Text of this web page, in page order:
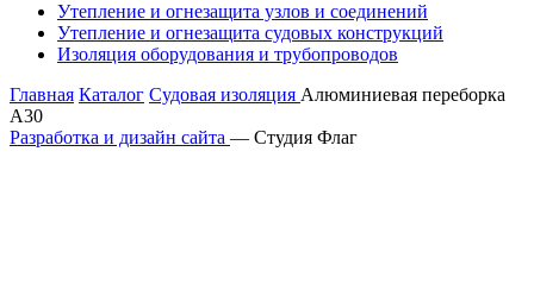
Утепление и огнезащита узлов и соединений
Утепление и огнезащита судовых конструкций
Изоляция оборудования и трубопроводов
Главная Каталог Судовая изоляция Алюминиевая переборка
А30
Разработка и дизайн сайта — Студия Флаг